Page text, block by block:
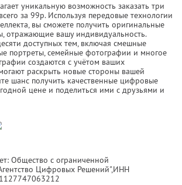
уникальную возможность заказать три
за 99р. Используя передовые технологии
вы сможете получить оригинальные
отражающие вашу индивидуальность.
доступных тем, включая смешные
портреты, семейные фотографии и многое
создаются с учётом ваших
раскрыть новые стороны вашей
шанс получить качественные цифровые
цене и поделиться ими с друзьями и
Общество с ограниченной
Цифровых Решений",ИНН